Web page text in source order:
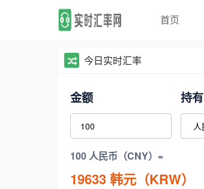
首页
今日实时汇率
金额 持有
100 人民币（CNY）=
19633韩元（KRW）